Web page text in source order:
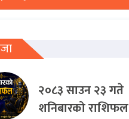
२०८३ साउन २३ गते
शनिबारको राशिफल